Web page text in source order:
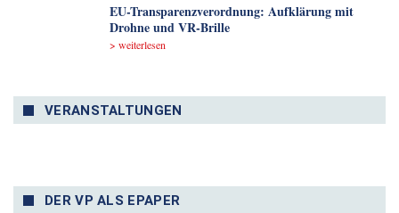
EU-Transparenzverordnung: Aufklärung mit
Drohne und VR-Brille
> weiterlesen
VERANSTALTUNGEN
DER VP ALS EPAPER